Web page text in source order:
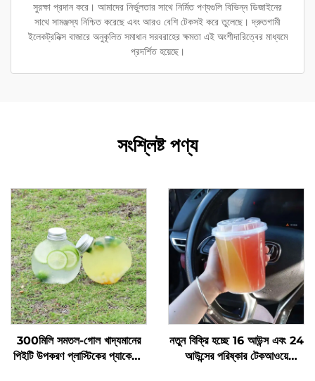
সুরক্ষা প্রদান করে। আমাদের নির্ভুলতার সাথে নির্মিত পণ্যগুলি বিভিন্ন ডিজাইনের
সাথে সামঞ্জস্য নিশ্চিত করেছে এবং আরও বেশি টেকসই করে তুলেছে। দ্রুতগামী
ইলেকট্রনিক্স বাজারে অনুকূলিত সমাধান সরবরাহের ক্ষমতা এই অংশীদারিত্বের মাধ্যমে
প্রদর্শিত হয়েছে।
সংশ্লিষ্ট পণ্য
300মিলি সমতল-গোল খাদ্যমানের
পিইটি উপকরণ প্লাস্টিকের প্যাকেজিং
নতুন বিক্রি হচ্ছে 16 আউন্স এবং 24
আউন্সের পরিষ্কার টেকআওয়ে